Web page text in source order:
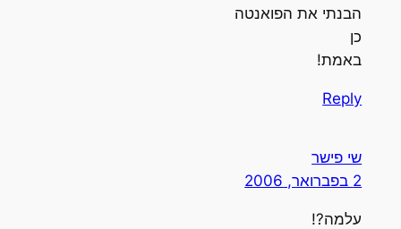
הבנתי את הפואנטה
כן
באמת!
Reply
שי פישר
2 בפברואר, 2006
עלמה?!